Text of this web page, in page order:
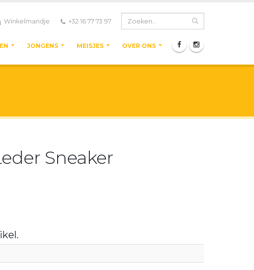
Winkelmandje +32 16 77 73 97
JONGENS MEISJES OVER ONS
Sneaker